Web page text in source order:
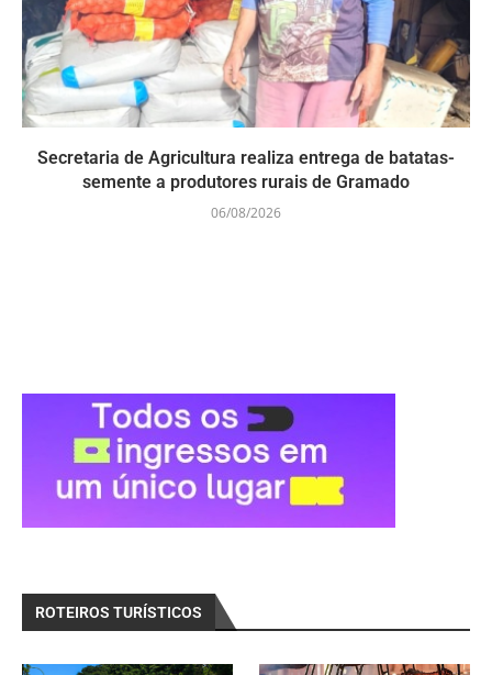
Secretaria de Agricultura realiza entrega de batatas-
semente a produtores rurais de Gramado
06/08/2026
ROTEIROS TURÍSTICOS